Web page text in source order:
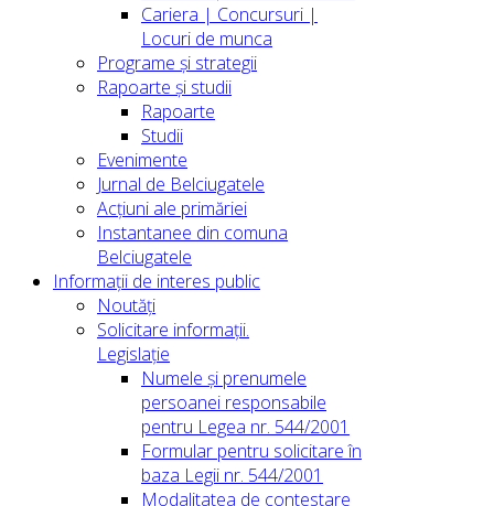
Cariera | Concursuri |
Locuri de munca
Programe și strategii
Rapoarte și studii
Rapoarte
Studii
Evenimente
Jurnal de Belciugatele
Acțiuni ale primăriei
Instantanee din comuna
Belciugatele
Informații de interes public
Noutăți
Solicitare informații.
Legislație
Numele și prenumele
persoanei responsabile
pentru Legea nr. 544/2001
Formular pentru solicitare în
baza Legii nr. 544/2001
Modalitatea de contestare